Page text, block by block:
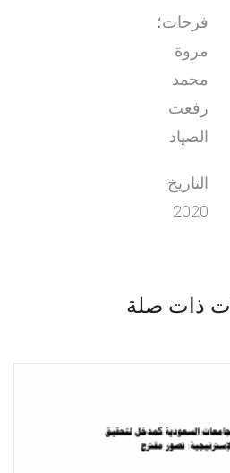
فرحات؛
مروة
محمد
رفعت
الصياد
التاريخ:
2020
ذات صلة